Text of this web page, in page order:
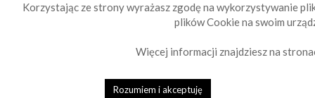
Reklama
Polityka prywatności
© 2010-2019 Sailbook.pl
Korzystając ze strony wyrażasz zgodę na wykorzystywanie
plików Cookie na swoim
Więcej informacji znajdziesz na
Rozumiem i akceptuję